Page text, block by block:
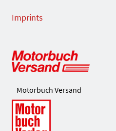
Imprints
Motorbuch Versand